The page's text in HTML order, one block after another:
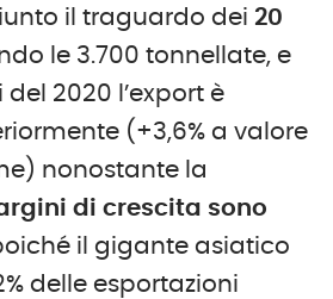
il traguardo dei 20
le 3.700 tonnellate, e
2020 l’export è
(+3,6% a valore
nonostante la
di crescita sono
il gigante asiatico
delle esportazioni